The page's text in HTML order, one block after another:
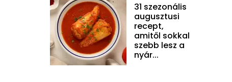
31 szezonális
augusztusi
recept,
amitől sokkal
szebb lesz a
nyár...